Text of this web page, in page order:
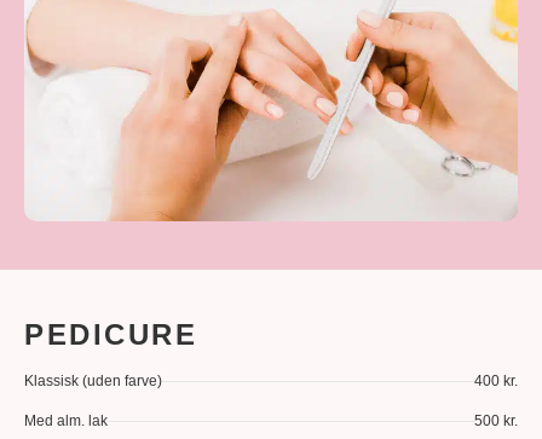
PEDICURE
Klassisk (uden farve) 400 kr.
Med alm. lak 500 kr.